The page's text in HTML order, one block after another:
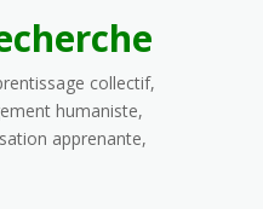
collectif,
humaniste,
apprenante,